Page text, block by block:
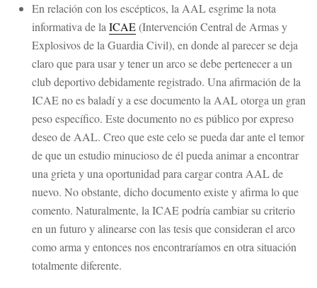
En relación con los escépticos, la AAL esgrime la nota
informativa de la ICAE(Intervención Central de Armas y
Explosivos de la Guardia Civil), en donde al parecer se deja
claro que para usar y tener un arco se debe pertenecer a un
club deportivo debidamente registrado. Una afirmación de la
ICAE no es baladí y a ese documento la AAL otorga un gran
peso específico. Este documento no es público por expreso
deseo de AAL. Creo que este celo se pueda dar ante el temor
de que un estudio minucioso de él pueda animar a encontrar
una grieta y una oportunidad para cargar contra AAL de
nuevo. No obstante, dicho documento existe y afirma lo que
comento. Naturalmente, la ICAE podría cambiar su criterio
en un futuro y alinearse con las tesis que consideran el arco
como arma y entonces nos encontraríamos en otra situación
totalmente diferente.